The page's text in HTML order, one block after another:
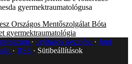
gyermektraumatológusa
Országos Mentőszolgálat Bóta
gyermektraumatológia
Javítások kezelése
Jogi
RSS
Sütibeállítások